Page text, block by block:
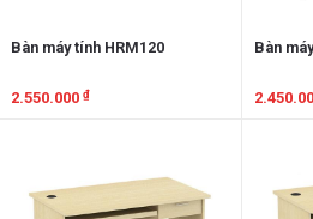
Bàn máy tính HRM120
2.550.000 ₫
Bàn